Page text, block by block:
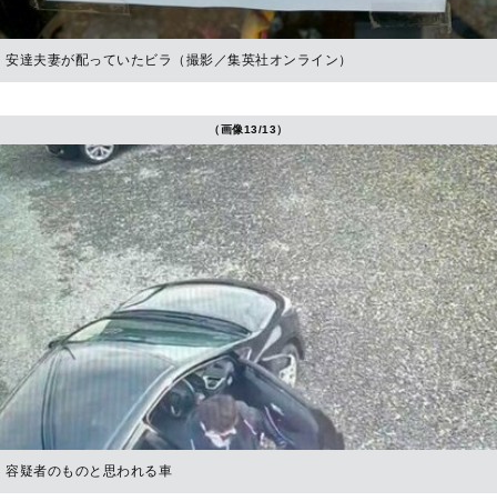
安達夫妻が配っていたビラ（撮影／集英社オンライン）
（画像13/13）
容疑者のものと思われる車